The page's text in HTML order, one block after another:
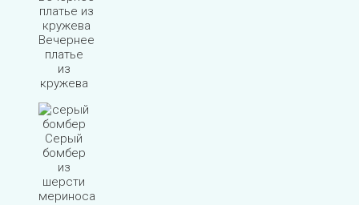
Вечернее
платье
из
кружева
Серый
бомбер
из
шерсти
мериноса